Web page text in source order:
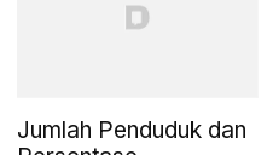
Jumlah Penduduk dan